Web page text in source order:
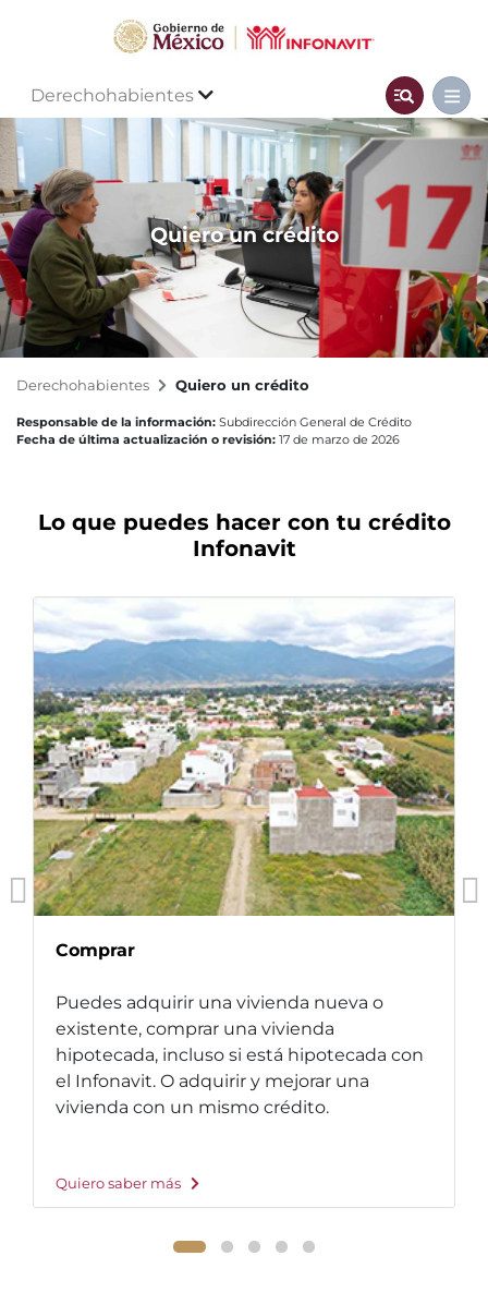
Derechohabientes
Quiero un crédito
Derechohabientes Quiero un crédito
Responsable de la información: Subdirección General de Crédito
Fecha de última actualización o revisión: 17 de marzo de 2026
Lo que puedes hacer con tu crédito
Infonavit
Comprar
Puedes adquirir una vivienda nueva o
existente, comprar una vivienda
hipotecada, incluso si está hipotecada con
el Infonavit. O adquirir y mejorar una
vivienda con un mismo crédito.
Quiero saber más